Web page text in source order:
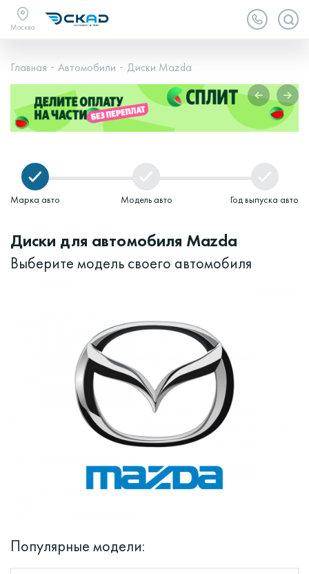
Москва
Главная Автомобили Диски Mazda
Марка авто Модель авто Год выпуска авто
Диски для автомобиля Mazda
Выберите модель своего автомобиля
Популярные модели: